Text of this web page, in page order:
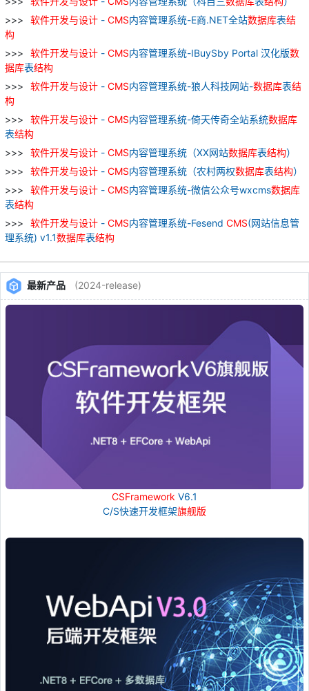
软件开发与设计 - CMS内容管理系统-E商.NET全站数据库表结
构
软件开发与设计 - CMS内容管理系统-IBuySby Portal 汉化版数
据库表结构
软件开发与设计 - CMS内容管理系统-狼人科技网站-数据库表结
构
软件开发与设计 - CMS内容管理系统-倚天传奇全站系统数据库
表结构
软件开发与设计 - CMS内容管理系统（XX网站数据库表结构）
软件开发与设计 - CMS内容管理系统（农村两权数据库表结构）
软件开发与设计 - CMS内容管理系统-微信公众号wxcms数据库
表结构
软件开发与设计 - CMS内容管理系统-Fesend CMS(网站信息管
理系统) v1.1数据库表结构
最新产品 (2024-release)
CSFramework V6.1
C/S快速开发框架旗舰版